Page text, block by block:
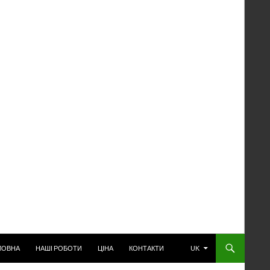
НАШІ РОБОТИ ЦІНА КОНТАКТИ UK